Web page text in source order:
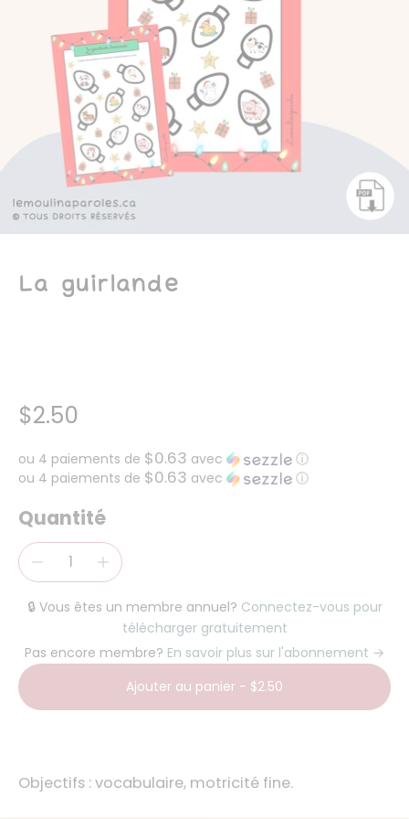
La guirlande
$2.50
ou 4 paiements de $0.63 avec
ⓘ
ou 4 paiements de $0.63 avec ⓘ
Quantité
🔒 Vous êtes un membre annuel? Connectez-vous pour
télécharger gratuitement
Pas encore membre? En savoir plus sur l'abonnement →
Ajouter au panier - $2.50
Objectifs : vocabulaire, motricité fine.